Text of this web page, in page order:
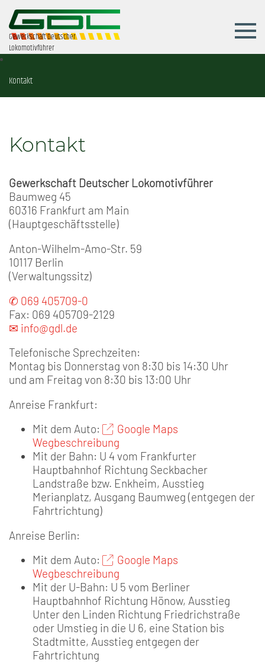
Gewerkschaft Deutscher
Lokomotivführer
Kontakt
Kontakt
Gewerkschaft Deutscher Lokomotivführer
Baumweg 45
60316 Frankfurt am Main
(Hauptgeschäftsstelle)
Anton-Wilhelm-Amo-Str. 59
10117 Berlin
(Verwaltungssitz)
✆ 069 405709-0
Fax: 069 405709-2129
✉ info@gdl.de
Telefonische Sprechzeiten:
Montag bis Donnerstag von 8:30 bis 14:30 Uhr
und am Freitag von 8:30 bis 13:00 Uhr
Anreise Frankfurt:
Mit dem Auto:
Google Maps
Wegbeschreibung
Mit der Bahn: U 4 vom Frankfurter
Hauptbahnhof Richtung Seckbacher
Landstraße bzw. Enkheim, Ausstieg
Merianplatz, Ausgang Baumweg (entgegen der
Fahrtrichtung)
Anreise Berlin:
Mit dem Auto:
Google Maps
Wegbeschreibung
Mit der U-Bahn: U 5 vom Berliner
Hauptbahnhof Richtung Hönow, Ausstieg
Unter den Linden Richtung Friedrichstraße
oder Umstieg in die U 6, eine Station bis
Stadtmitte, Ausstieg entgegen der
Fahrtrichtung